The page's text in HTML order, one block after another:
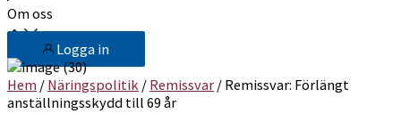
Om oss
Logga in
Hem / Näringspolitik / Remissvar / Remissvar: Förlängt
anställningsskydd till 69 år